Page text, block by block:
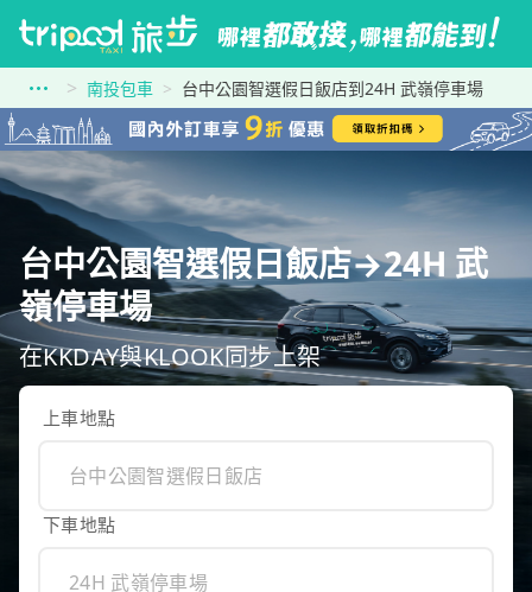
南投包車 台中公園智選假日飯店到24H 武嶺停車場
台中公園智選假日飯店→24H 武
嶺停車場
在KKDAY與KLOOK同步上架
上車地點
下車地點